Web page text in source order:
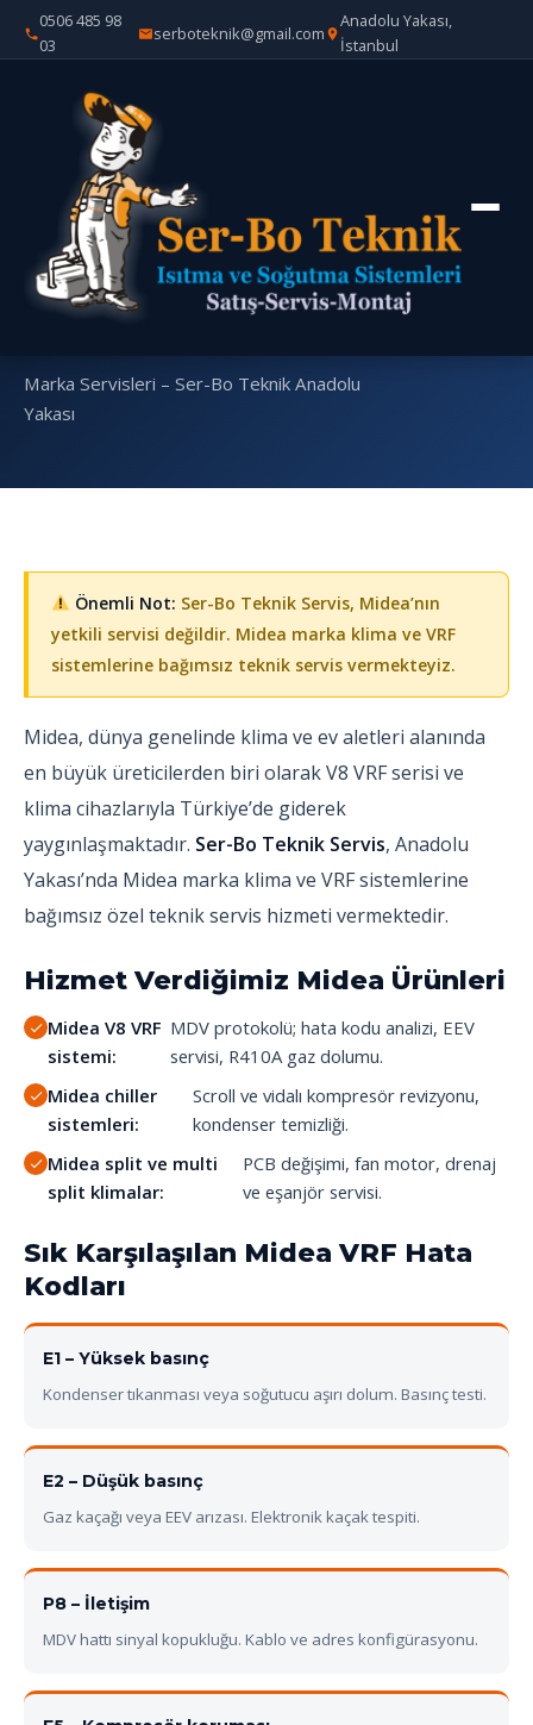
0506 485 98
03
serboteknik@gmail.com
Anadolu Yakası,
İstanbul
Marka
Servisleri
›
Midea Klima ve V8 VRF Sistemi
Özel Servisi – Ser-Bo Teknik
Midea Klima ve V8
VRF Sistemi Özel
Servisi – Ser-Bo
Marka Servisleri – Ser-Bo Teknik Anadolu
Yakası
Önemli Not: Ser-Bo Teknik Servis, Midea’nın
yetkili servisi değildir. Midea marka klima ve VRF
sistemlerine bağımsız teknik servis vermekteyiz.
Midea, dünya genelinde klima ve ev aletleri alanında
en büyük üreticilerden biri olarak V8 VRF serisi ve
klima cihazlarıyla Türkiye’de giderek
yaygınlaşmaktadır. Ser-Bo Teknik Servis, Anadolu
Yakası’nda Midea marka klima ve VRF sistemlerine
bağımsız özel teknik servis hizmeti vermektedir.
Hizmet Verdiğimiz Midea Ürünleri
Midea V8 VRF
sistemi:
MDV protokolü; hata kodu analizi, EEV
servisi, R410A gaz dolumu.
Midea chiller
sistemleri:
Scroll ve vidalı kompresör revizyonu,
kondenser temizliği.
Midea split ve multi
split klimalar:
PCB değişimi, fan motor, drenaj
ve eşanjör servisi.
Sık Karşılaşılan Midea VRF Hata
Kodları
E1 – Yüksek basınç
Kondenser tıkanması veya soğutucu aşırı dolum. Basınç testi.
E2 – Düşük basınç
Gaz kaçağı veya EEV arızası. Elektronik kaçak tespiti.
P8 – İletişim
MDV hattı sinyal kopukluğu. Kablo ve adres konfigürasyonu.